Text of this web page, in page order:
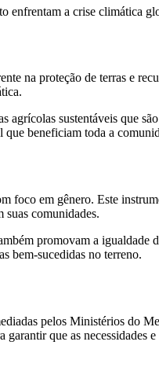
enfrentam a crise climática
na proteção de terras e
sustentáveis que
beneficiam toda a
foco em gênero. Este
suas comunidades.
promovam a igualdade
bem-sucedidas no terreno.
pelos Ministérios do
que as necessidades